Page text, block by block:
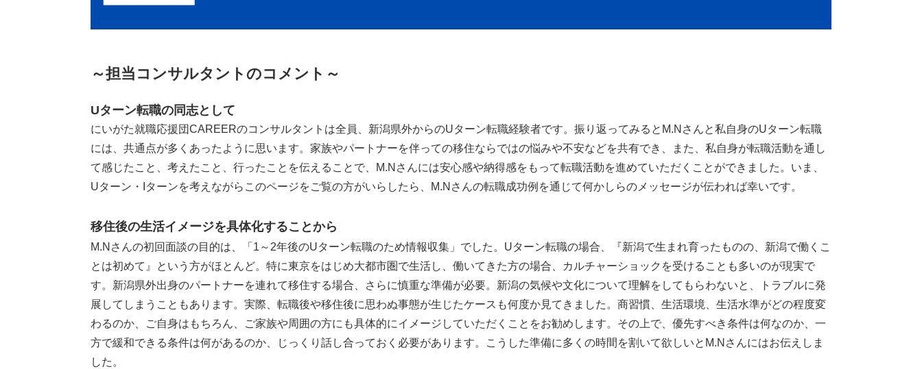
～担当コンサルタントのコメント～
Uターン転職の同志として
にいがた就職応援団CAREERのコンサルタントは全員、新潟県外からのUターン転職経験者です。振り返ってみるとM.Nさんと私自身のUターン転職
には、共通点が多くあったように思います。家族やパートナーを伴っての移住ならではの悩みや不安などを共有でき、また、私自身が転職活動を通し
て感じたこと、考えたこと、行ったことを伝えることで、M.Nさんには安心感や納得感をもって転職活動を進めていただくことができました。いま、
Uターン・Iターンを考えながらこのページをご覧の方がいらしたら、M.Nさんの転職成功例を通じて何かしらのメッセージが伝われば幸いです。
移住後の生活イメージを具体化することから
M.Nさんの初回面談の目的は、「1～2年後のUターン転職のため情報収集」でした。Uターン転職の場合、『新潟で生まれ育ったものの、新潟で働くこ
とは初めて』という方がほとんど。特に東京をはじめ大都市圏で生活し、働いてきた方の場合、カルチャーショックを受けることも多いのが現実で
す。新潟県外出身のパートナーを連れて移住する場合、さらに慎重な準備が必要。新潟の気候や文化について理解をしてもらわないと、トラブルに発
展してしまうこともあります。実際、転職後や移住後に思わぬ事態が生じたケースも何度か見てきました。商習慣、生活環境、生活水準がどの程度変
わるのか、ご自身はもちろん、ご家族や周囲の方にも具体的にイメージしていただくことをお勧めします。その上で、優先すべき条件は何なのか、一
方で緩和できる条件は何があるのか、じっくり話し合っておく必要があります。こうした準備に多くの時間を割いて欲しいとM.Nさんにはお伝えしま
した。